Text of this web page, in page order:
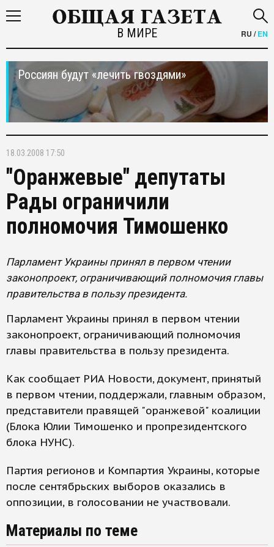
В МИРЕ RU /EN
Россиян будут «лечить гвоздями»
18.03.2008 17:50
"Оранжевые" депутаты
Рады ограничили
полномочия Тимошенко
Парламент Украины принял в первом чтении
законопроект, ограничивающий полномочия главы
правительства в пользу президента.
Парламент Украины принял в первом чтении
законопроект, ограничивающий полномочия
главы правительства в пользу президента.
Как сообщает РИА Новости, документ, принятый
в первом чтении, поддержали, главным образом,
представители правящей "оранжевой" коалиции
(Блока Юлии Тимошенко и пропрезидентского
блока НУНС).
Партия регионов и Компартия Украины, которые
после сентябрьских выборов оказались в
оппозиции, в голосовании не участвовали.
Материалы по теме